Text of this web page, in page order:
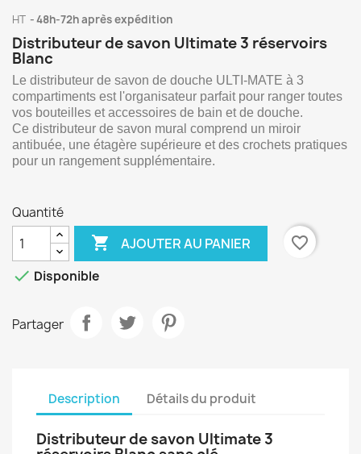
HT 48h-72h après expédition
Distributeur de savon Ultimate 3 réservoirs
Blanc
Le distributeur de savon de douche ULTI-MATE à 3
compartiments est l'organisateur parfait pour ranger toutes
vos bouteilles et accessoires de bain et de douche.
Ce distributeur de savon mural comprend un miroir
antibuée, une étagère supérieure et des crochets pratiques
pour un rangement supplémentaire.
Quantité
 AJOUTER AU PANIER
favorite_border
 Disponible
Partager
Description Détails du produit
Distributeur de savon Ultimate 3